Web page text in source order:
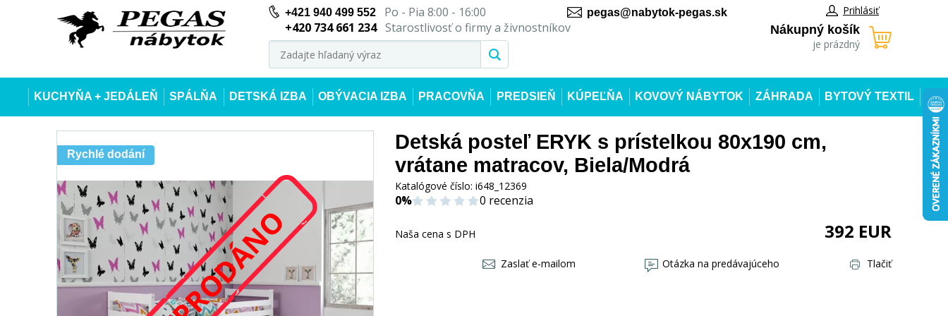
+421 940 499 552
Po - Pia 8:00 - 16:00
+420 734 661 234 Starostlivosť o firmy a živnostníkov
pegas@nabytok-pegas.sk Prihlásiť
Nákupný košík
je prázdný
KUCHYŇA + JEDÁLEŇ SPÁLŇA DETSKÁ IZBA OBÝVACIA IZBA PRACOVŇA PREDSIEŇ KÚPEĽŇA KOVOVÝ NÁBYTOK ZÁHRADA BYTOVÝ TEXTIL
VYPRODÁNO
Rychlé dodání
Detská posteľ ERYK s prístelkou 80x190 cm,
vrátane matracov, Biela/Modrá
Katalógové číslo: i648_12369
0% 0 recenzia
Naša cena s DPH 392 EUR
Zaslať e-mailom Otázka na predávajúceho Tlačiť